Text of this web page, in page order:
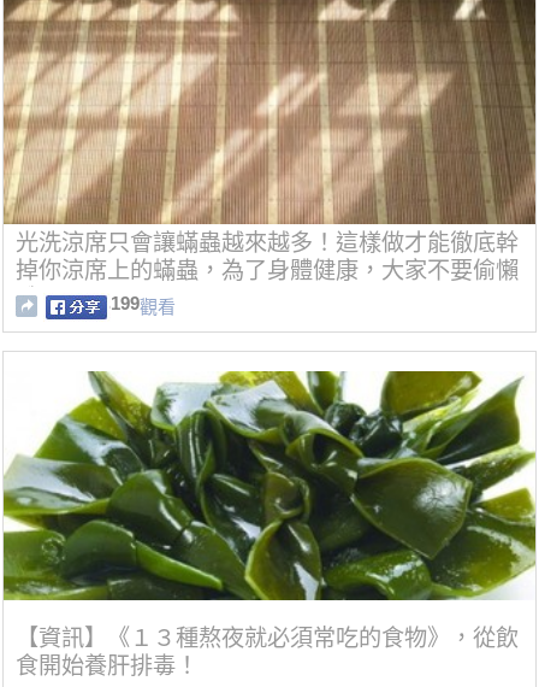
光洗涼席只會讓蟎蟲越來越多！這樣做才能徹底幹
掉你涼席上的蟎蟲，為了身體健康，大家不要偷懶
哦！
199觀看
【資訊】《１３種熬夜就必須常吃的食物》，從飲
食開始養肝排毒！